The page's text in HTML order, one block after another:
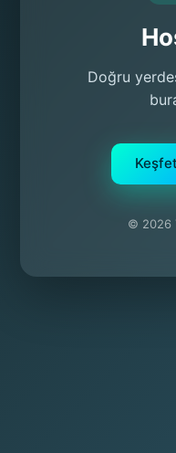
Doğru
Keşfet
© 2026